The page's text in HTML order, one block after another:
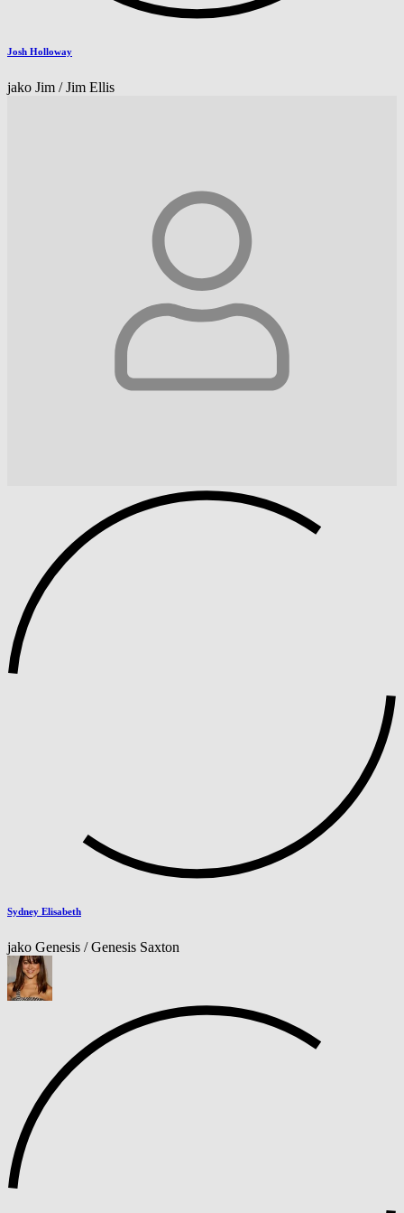
Josh Holloway
jako Jim / Jim Ellis
Sydney Elisabeth
jako Genesis / Genesis Saxton